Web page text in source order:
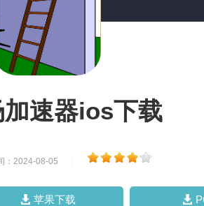
速器ios下载
：2024-08-05
苹果下载